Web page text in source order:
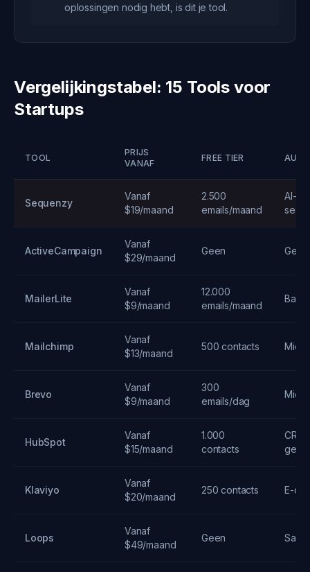
oplossingen nodig hebt, is dit je tool.
Vergelijkingstabel: 15 Tools voor
Startups
TOOL
PRIJS
VANAF
FREE TIER
Sequenzy
Vanaf
$19/maand
2.500
emails/maand
AI-
ActiveCampaign
Vanaf
$29/maand
Geen
MailerLite
Vanaf
$9/maand
12.000
emails/maand
Basis
Mailchimp
Vanaf
$13/maand
500 contacts
Brevo
Vanaf
$9/maand
300
emails/dag
HubSpot
Vanaf
$15/maand
1.000
contacts
CRM-
Klaviyo
Vanaf
$20/maand
250 contacts E-
Loops
Vanaf
$49/maand
Geen